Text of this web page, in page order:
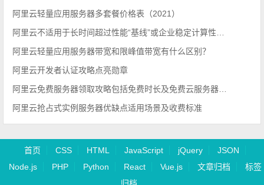
阿里云轻量应用服务器多套餐价格表（2021）
阿里云轻量应用服务器带宽和限峰值带宽有什么区别？
阿里云开发者认证攻略点亮勋章
阿里云抢占式实例服务器优缺点适用场景及收费标准
首页 CSS HTML JavaScript jQuery
JSON
Node.js
PHP Python React Vue.js 文章归档
标签